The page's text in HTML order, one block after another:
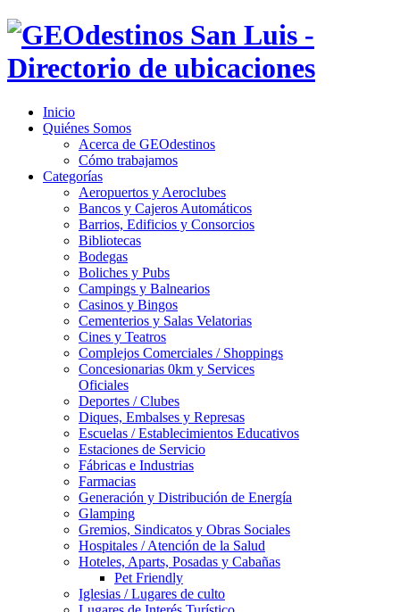
Inicio
Quiénes Somos
Acerca de GEOdestinos
Cómo trabajamos
Categorías
Aeropuertos y Aeroclubes
Bancos y Cajeros Automáticos
Barrios, Edificios y Consorcios
Bibliotecas
Bodegas
Boliches y Pubs
Campings y Balnearios
Casinos y Bingos
Cementerios y Salas Velatorias
Cines y Teatros
Complejos Comerciales / Shoppings
Concesionarias 0km y Services
Oficiales
Deportes / Clubes
Diques, Embalses y Represas
Escuelas / Establecimientos Educativos
Estaciones de Servicio
Fábricas e Industrias
Farmacias
Generación y Distribución de Energía
Glamping
Gremios, Sindicatos y Obras Sociales
Hospitales / Atención de la Salud
Hoteles, Aparts, Posadas y Cabañas
Pet Friendly
Iglesias / Lugares de culto